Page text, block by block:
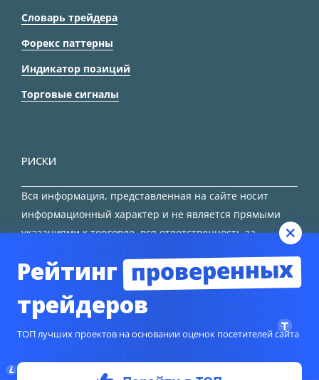
Словарь трейдера
Форекс паттерны
Индикатор позиций
Торговые сигналы
РИСКИ
Вся информация, представленная на сайте носит
информационный характер и не является прямыми
указаниями к торговле, вся ответственность за
Рейтинг проверенных
трейдеров
ТОП лучших проектов на основании оценок посетителей сайта